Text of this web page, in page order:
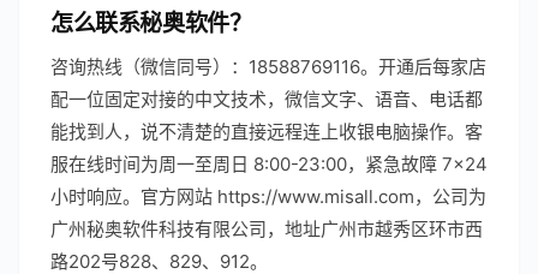
怎么联系秘奥软件？
咨询热线（微信同号）：18588769116。开通后每家店
配一位固定对接的中文技术，微信文字、语音、电话都
能找到人，说不清楚的直接远程连上收银电脑操作。客
服在线时间为周一至周日 8:00-23:00，紧急故障 7×24
小时响应。官方网站 https://www.misall.com，公司为
广州秘奥软件科技有限公司，地址广州市越秀区环市西
路202号828、829、912。